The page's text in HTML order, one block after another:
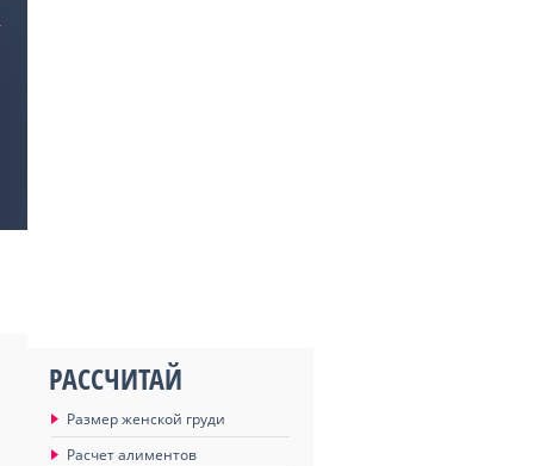
РАССЧИТАЙ
Размер женской груди
Расчет алиментов